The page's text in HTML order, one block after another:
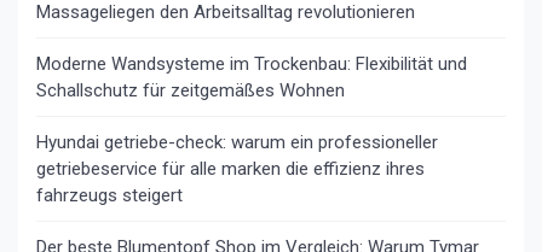
Massageliegen den Arbeitsalltag revolutionieren
Moderne Wandsysteme im Trockenbau: Flexibilität und
Schallschutz für zeitgemäßes Wohnen
Hyundai getriebe-check: warum ein professioneller
getriebeservice für alle marken die effizienz ihres
fahrzeugs steigert